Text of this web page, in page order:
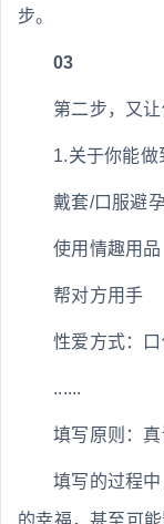
步。
03
第二步，又
1.关于你能做
戴套/口服避
使用情趣用品
帮对方用手
性爱方式：口
......
填写原则：
填写的过程